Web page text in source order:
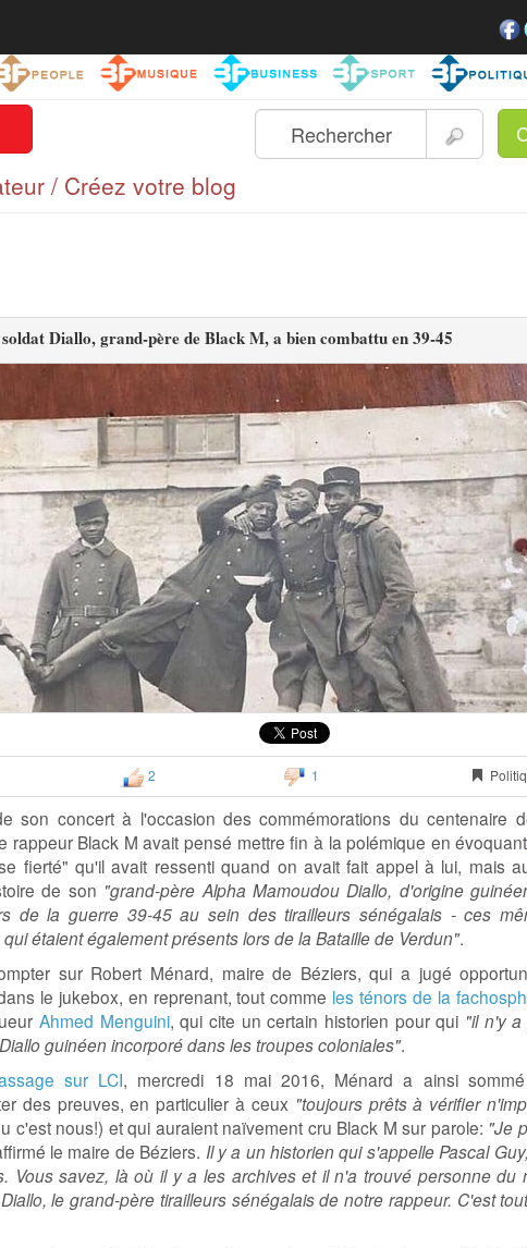
/ Créez votre blog
Diallo, grand-père de Black M, a bien combattu en 39-45
2 1
son concert à l'occasion des commémorations du centenaire
rappeur Black M avait pensé mettre fin à la polémique en évoquant
fierté" qu'il avait ressenti quand on avait fait appel à lui, mais
de son "grand-père Alpha Mamoudou Diallo, d'origine
de la guerre 39-45 au sein des tirailleurs sénégalais - ces
étaient également présents lors de la Bataille de Verdun".
sur Robert Ménard, maire de Béziers, qui a jugé
le jukebox, en reprenant, tout comme les ténors de la
Ahmed Menguini, qui cite un certain historien pour qui "il n'y
guinéen incorporé dans les troupes coloniales".
sur LCI, mercredi 18 mai 2016, Ménard a ainsi
des preuves, en particulier à ceux "toujours prêts à vérifier
c'est nous!) et qui auraient naïvement cru Black M sur parole: "Je
le maire de Béziers. Il y a un historien qui s'appelle Pascal
Vous savez, là où il y a les archives et il n'a trouvé personne du
le grand-père tirailleurs sénégalais de notre rappeur. C'est